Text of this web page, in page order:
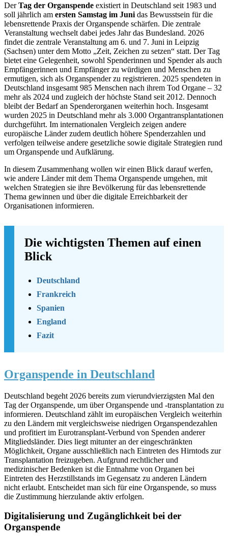
DerTag der Organspende existiert in Deutschland seit 1983 und
soll jährlich am ersten Samstag im Juni das Bewusstsein für die
lebensrettende Praxis der Organspende schärfen. Die zentrale
Veranstaltung wechselt dabei jedes Jahr das Bundesland. 2026
findet die zentrale Veranstaltung am 6. und 7. Juni in Leipzig
(Sachsen) unter dem Motto „Zeit, Zeichen zu setzen“ statt. Der Tag
bietet eine Gelegenheit, sowohl Spenderinnen und Spender als auch
Empfängerinnen und Empfänger zu würdigen und Menschen zu
ermutigen, sich als Organspender zu registrieren. 2025 spendeten in
Deutschland insgesamt 985 Menschen nach ihrem Tod Organe – 32
mehr als 2024 und zugleich der höchste Stand seit 2012. Dennoch
bleibt der Bedarf an Spenderorganen weiterhin hoch. Insgesamt
wurden 2025 in Deutschland mehr als 3.000 Organtransplantationen
durchgeführt. Im internationalen Vergleich zeigen andere
europäische Länder zudem deutlich höhere Spenderzahlen und
verfolgen teilweise andere gesetzliche sowie digitale Strategien rund
um Organspende und Aufklärung.
In diesem Zusammenhang wollen wir einen Blick darauf werfen,
wie andere Länder mit dem Thema Organspende umgehen, mit
welchen Strategien sie ihre Bevölkerung für das lebensrettende
Thema gewinnen und über die digitale Erreichbarkeit der
Organisationen informieren.
Die wichtigsten Themen auf einen
Blick
Deutschland
Frankreich
Spanien
England
Fazit
Organspende in Deutschland
Deutschland begeht 2026 bereits zum vierundvierzigsten Mal den
Tag der Organspende, um über Organspende und -transplantation zu
informieren. Deutschland zählt im europäischen Vergleich weiterhin
zu den Ländern mit vergleichsweise niedrigen Organspendezahlen
und profitiert im Eurotransplant-Verbund von Spenden anderer
Mitgliedsländer. Dies liegt mitunter an der eingeschränkten
Möglichkeit, Organe ausschließlich nach Eintreten des Hirntods zur
Transplantation freizugeben. Aufgrund rechtlicher und
medizinischer Bedenken ist die Entnahme von Organen bei
Eintreten des Herzstillstands im Gegensatz zu anderen Ländern
nicht erlaubt. Entscheidet man sich für eine Organspende, so muss
die Zustimmung hierzulande aktiv erfolgen.
Digitalisierung und Zugänglichkeit bei der
Organspende